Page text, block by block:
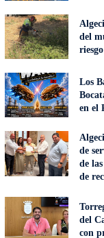
del
Los
en el
de
de
de
del
con